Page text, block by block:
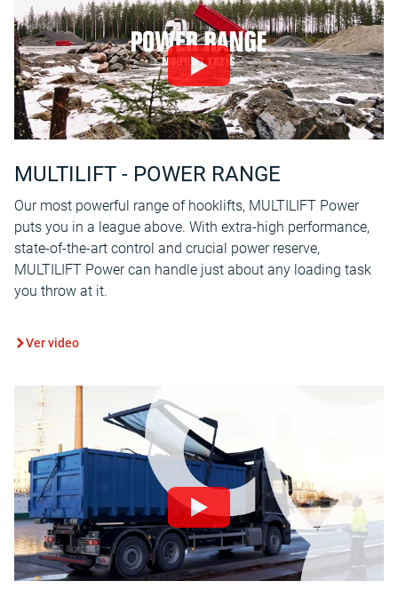
MULTILIFT - POWER RANGE
Our most powerful range of hooklifts, MULTILIFT Power
puts you in a league above. With extra-high performance,
state-of-the-art control and crucial power reserve,
MULTILIFT Power can handle just about any loading task
you throw at it.
Ver video